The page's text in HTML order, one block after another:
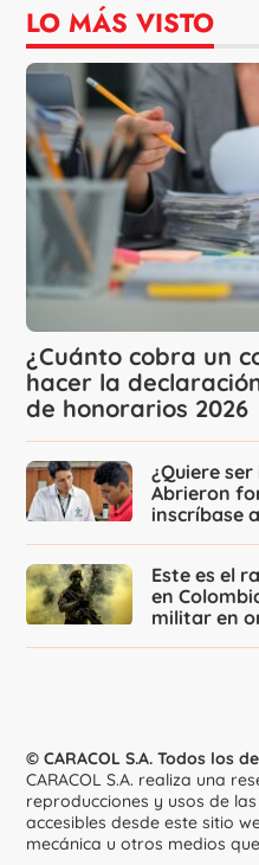
LO MÁS VISTO
¿Cuánto cobra un
hacer la
de honorarios 2026
¿Quiere
Abrieron
inscríbase
Este es el
en
militar en
© CARACOL S.A. Todos los
CARACOL S.A. realiza una
reproducciones y usos de
accesibles desde este sitio
mecánica u otros medios